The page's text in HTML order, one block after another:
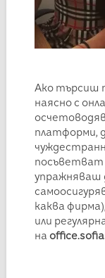
Ако търсиш
наясно с
платформи,
посъветват
упражняваш
каква
или
на